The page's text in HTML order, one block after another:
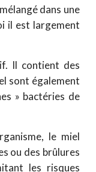
dans une
il est largement
Il contient des
sont également
» bactéries de
le miel
ou des brûlures
les risques